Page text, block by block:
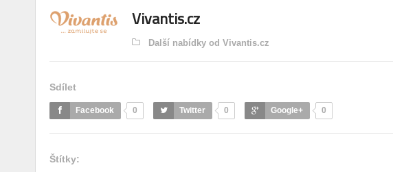
Vivantis.cz
Další nabídky od Vivantis.cz
Sdílet
Facebook 0 Twitter 0 Google+ 0
Štítky: